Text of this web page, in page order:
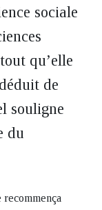
sociale
qu’elle
de
souligne
du
recommença